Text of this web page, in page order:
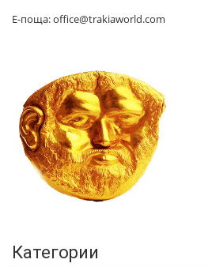
Е-поща: office@trakiaworld.com
Категории